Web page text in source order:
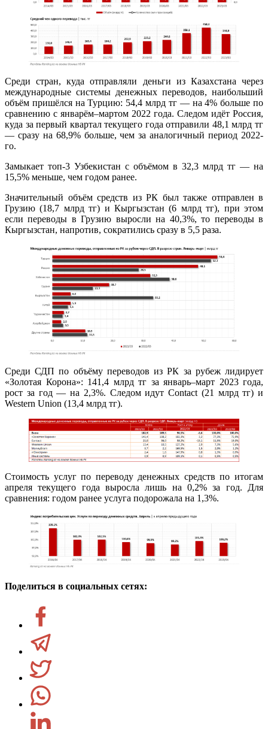
Среди стран, куда отправляли деньги из Казахстана через
международные системы денежных переводов, наибольший
объём пришёлся на Турцию: 54,4 млрд тг — на 4% больше по
сравнению с январём–мартом 2022 года. Следом идёт Россия,
куда за первый квартал текущего года отправили 48,1 млрд тг
— сразу на 68,9% больше, чем за аналогичный период 2022-
го.
Замыкает топ-3 Узбекистан с объёмом в 32,3 млрд тг — на
15,5% меньше, чем годом ранее.
Значительный объём средств из РК был также отправлен в
Грузию (18,7 млрд тг) и Кыргызстан (6 млрд тг), при этом
если переводы в Грузию выросли на 40,3%, то переводы в
Кыргызстан, напротив, сократились сразу в 5,5 раза.
Среди СДП по объёму переводов из РК за рубеж лидирует
«Золотая Корона»: 141,4 млрд тг за январь–март 2023 года,
рост за год — на 2,3%. Следом идут Contact (21 млрд тг) и
Western Union (13,4 млрд тг).
Стоимость услуг по переводу денежных средств по итогам
апреля текущего года выросла лишь на 0,2% за год. Для
сравнения: годом ранее услуга подорожала на 1,3%.
Поделиться в социальных сетях: